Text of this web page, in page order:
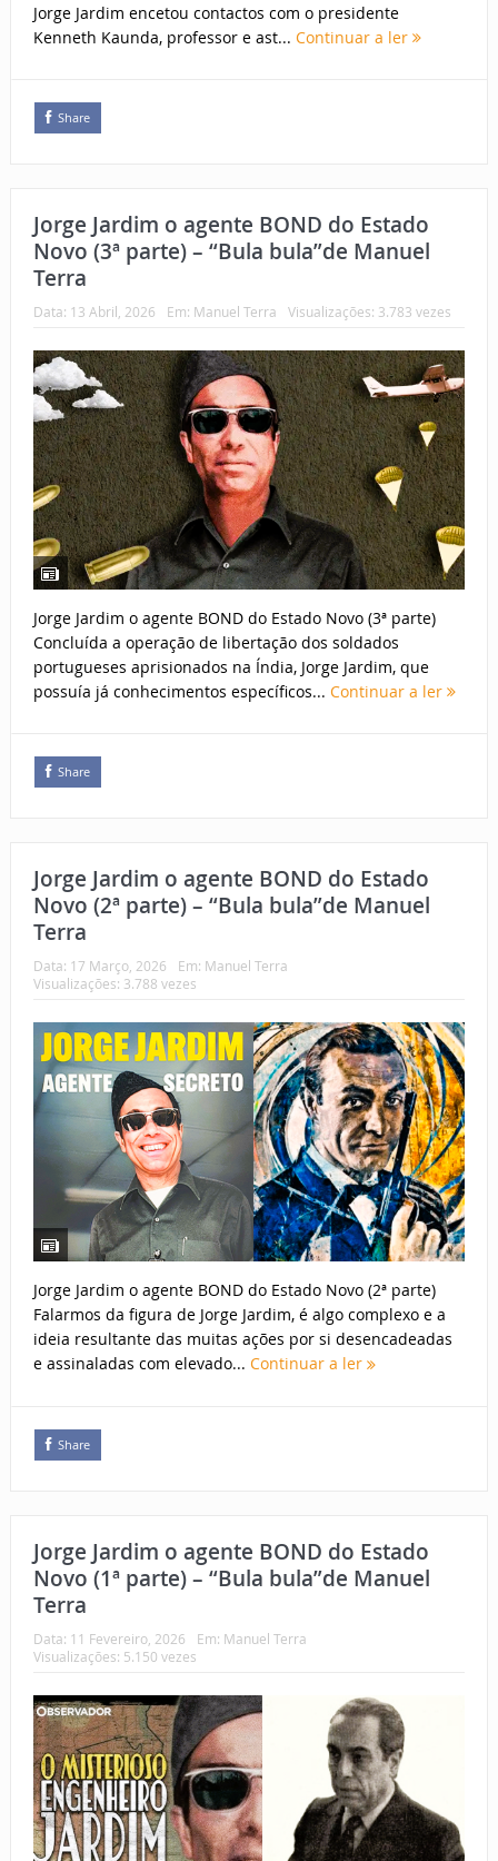
Jorge Jardim encetou contactos com o presidente
Kenneth Kaunda, professor e ast... Continuar a ler
Share
Jorge Jardim o agente BOND do Estado
Novo (3ª parte) – “Bula bula”de Manuel
Terra
Data: 13 Abril, 2026 Em: Manuel Terra Visualizações: 3.783 vezes
Jorge Jardim o agente BOND do Estado Novo (3ª parte)
Concluída a operação de libertação dos soldados
portugueses aprisionados na Índia, Jorge Jardim, que
possuía já conhecimentos específicos... Continuar a ler
Share
Jorge Jardim o agente BOND do Estado
Novo (2ª parte) – “Bula bula”de Manuel
Terra
Data: 17 Março, 2026 Em: Manuel Terra
Visualizações: 3.788 vezes
Jorge Jardim o agente BOND do Estado Novo (2ª parte)
Falarmos da figura de Jorge Jardim, é algo complexo e a
ideia resultante das muitas ações por si desencadeadas
e assinaladas com elevado... Continuar a ler
Share
Jorge Jardim o agente BOND do Estado
Novo (1ª parte) – “Bula bula”de Manuel
Terra
Data: 11 Fevereiro, 2026 Em: Manuel Terra
Visualizações: 5.150 vezes